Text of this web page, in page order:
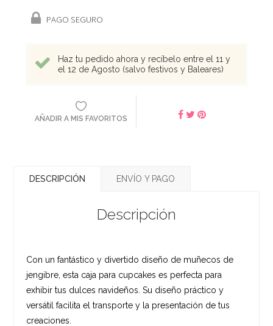
PAGO SEGURO
Haz tu pedido ahora y recíbelo entre el 11 y
el 12 de Agosto (salvo festivos y Baleares)
AÑADIR A MIS FAVORITOS
DESCRIPCIÓN ENVÍO Y PAGO
Descripción
Con un fantástico y divertido diseño de muñecos de
jengibre, esta caja para cupcakes es perfecta para
exhibir tus dulces navideños. Su diseño práctico y
versátil facilita el transporte y la presentación de tus
creaciones.